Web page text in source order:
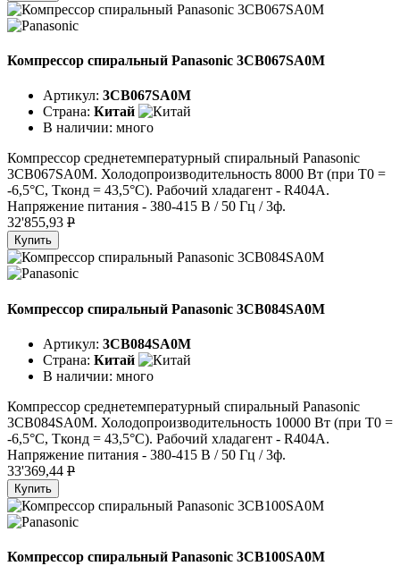
Компрессор спиральный Panasonic 3CB067SA0M
Артикул: 3CB067SA0M
Страна: Китай
В наличии: много
Компрессор среднетемпературный спиральный Panasonic
3CB067SA0M. Холодопроизводительность 8000 Вт (при T0 =
-6,5°C, Tконд = 43,5°C). Рабочий хладагент - R404A.
Напряжение питания - 380-415 В / 50 Гц / 3ф.
32'855,93 P
Купить
Компрессор спиральный Panasonic 3CB084SA0M
Артикул: 3CB084SA0M
Страна: Китай
В наличии: много
Компрессор среднетемпературный спиральный Panasonic
3CB084SA0M. Холодопроизводительность 10000 Вт (при T0 =
-6,5°C, Tконд = 43,5°C). Рабочий хладагент - R404A.
Напряжение питания - 380-415 В / 50 Гц / 3ф.
33'369,44 P
Купить
Компрессор спиральный Panasonic 3CB100SA0M